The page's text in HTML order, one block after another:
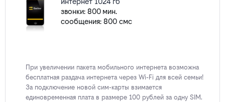
звонки: 800 мин.
сообщения: 800 смс
При увеличении пакета мобильного интернета возможна
бесплатная раздача интернета через Wi-Fi для всей семьи!
За подключение новой сим-карты взимается
единовременная плата в размере 100 рублей за одну SIM.